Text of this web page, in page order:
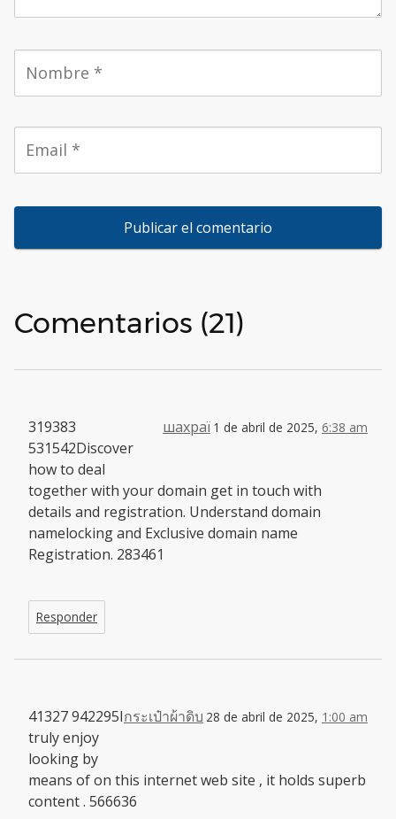
Comentarios (21)
шахраї 1 de abril de 2025, 6:38 am
319383
531542Discover
how to deal
together with your domain get in touch with
details and registration. Understand domain
namelocking and Exclusive domain name
Registration. 283461
Responder
กระเป๋าผ้าดิบ 28 de abril de 2025, 1:00 am
41327 942295I
truly enjoy
looking by
means of on this internet web site , it holds superb
content . 566636